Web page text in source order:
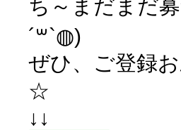
ち～まだまだ
´꒳`◍)
ぜひ、ご登録
☆
↓↓